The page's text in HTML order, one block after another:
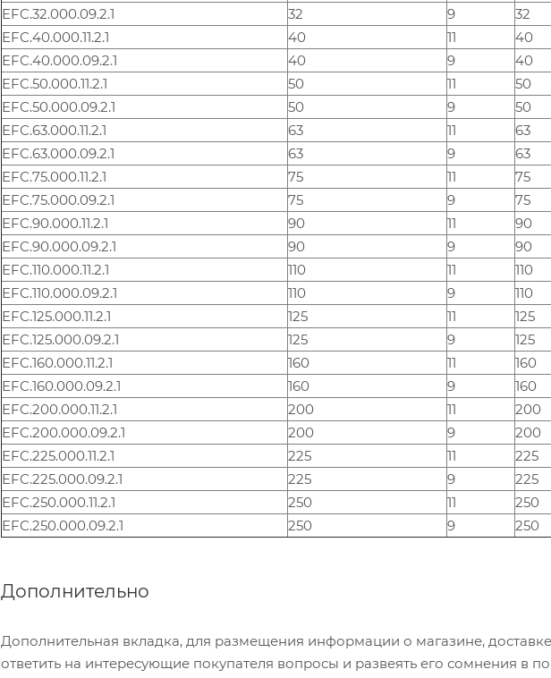
EFC.32.000.09.2.1
32 9 32
EFC.40.000.11.2.1
40 11 40
EFC.40.000.09.2.1
40 9 40
EFC.50.000.11.2.1
50 11 50
EFC.50.000.09.2.1
50 9 50
EFC.63.000.11.2.1
63 11 63
EFC.63.000.09.2.1
63 9 63
EFC.75.000.11.2.1
75 11 75
EFC.75.000.09.2.1
75 9 75
EFC.90.000.11.2.1
90 11 90
EFC.90.000.09.2.1
90 9 90
EFC.110.000.11.2.1
110 11 110
EFC.110.000.09.2.1
110 9 110
EFC.125.000.11.2.1
125 11 125
EFC.125.000.09.2.1
125 9 125
EFC.160.000.11.2.1
160 11 160
EFC.160.000.09.2.1
160 9 160
EFC.200.000.11.2.1
200 11 200
EFC.200.000.09.2.1
200 9 200
EFC.225.000.11.2.1
225 11 225
EFC.225.000.09.2.1
225 9 225
EFC.250.000.11.2.1
250 11 250
EFC.250.000.09.2.1
250 9 250
Дополнительно
Дополнительная вкладка, для размещения информации о магазине,
ответить на интересующие покупателя вопросы и развеять его сомнения в